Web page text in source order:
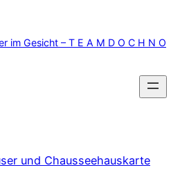
im Gesicht – T E A M D O C H N O
und Chausseehauskarte